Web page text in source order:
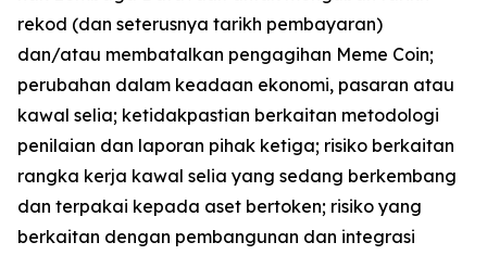
rekod (dan seterusnya tarikh pembayaran)
dan/atau membatalkan pengagihan Meme Coin;
perubahan dalam keadaan ekonomi, pasaran atau
kawal selia; ketidakpastian berkaitan metodologi
penilaian dan laporan pihak ketiga; risiko berkaitan
rangka kerja kawal selia yang sedang berkembang
dan terpakai kepada aset bertoken; risiko yang
berkaitan dengan pembangunan dan integrasi